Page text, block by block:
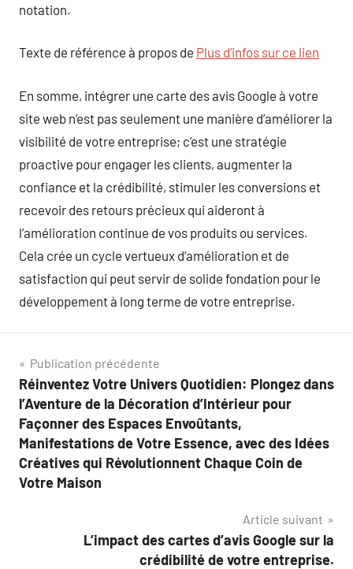
notation.
Texte de référence à propos de Plus d’infos sur ce lien
En somme, intégrer une carte des avis Google à votre
site web n’est pas seulement une manière d’améliorer la
visibilité de votre entreprise; c’est une stratégie
proactive pour engager les clients, augmenter la
confiance et la crédibilité, stimuler les conversions et
recevoir des retours précieux qui aideront à
l’amélioration continue de vos produits ou services.
Cela crée un cycle vertueux d’amélioration et de
satisfaction qui peut servir de solide fondation pour le
développement à long terme de votre entreprise.
Navigation
de
l’article
Publication précédente
Réinventez Votre Univers Quotidien: Plongez dans
l’Aventure de la Décoration d’Intérieur pour
Façonner des Espaces Envoûtants,
Manifestations de Votre Essence, avec des Idées
Créatives qui Révolutionnent Chaque Coin de
Votre Maison
Article suivant
L’impact des cartes d’avis Google sur la
crédibilité de votre entreprise.